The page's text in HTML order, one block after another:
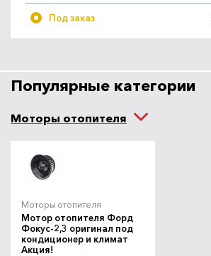
Под заказ
Популярные категории
Моторы отопителя
Моторы отопителя
Мотор отопителя Форд
Фокус-2,3 оригинал под
кондиционер и климат
Акция!